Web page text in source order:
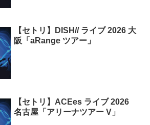
【セトリ】DISH// ライブ 2026 大
阪「aRange ツアー」
【セトリ】ACEes ライブ 2026
名古屋「アリーナツアー V」